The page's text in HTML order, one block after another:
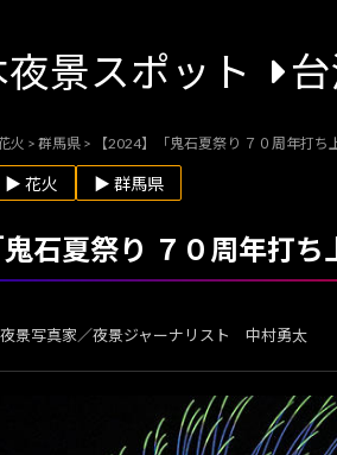
夜景スポット
火 > 群馬県 > 【2024】「鬼石夏祭り ７０周年打ち
▶ 花火 ▶ 群馬県
鬼石夏祭り ７０周年打ち
夜景写真家／夜景ジャーナリスト 中村勇太